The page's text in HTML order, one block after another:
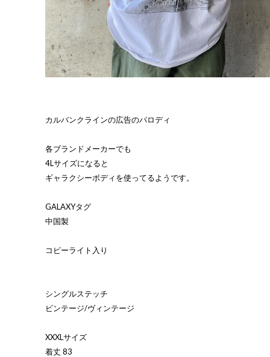
カルバンクラインの広告のパロディ
各ブランドメーカーでも
4Lサイズになると
ギャラクシーボディを使ってるようです。
GALAXYタグ
中国製
コピーライト入り
シングルステッチ
ビンテージ/ヴィンテージ
XXXLサイズ
着丈 83